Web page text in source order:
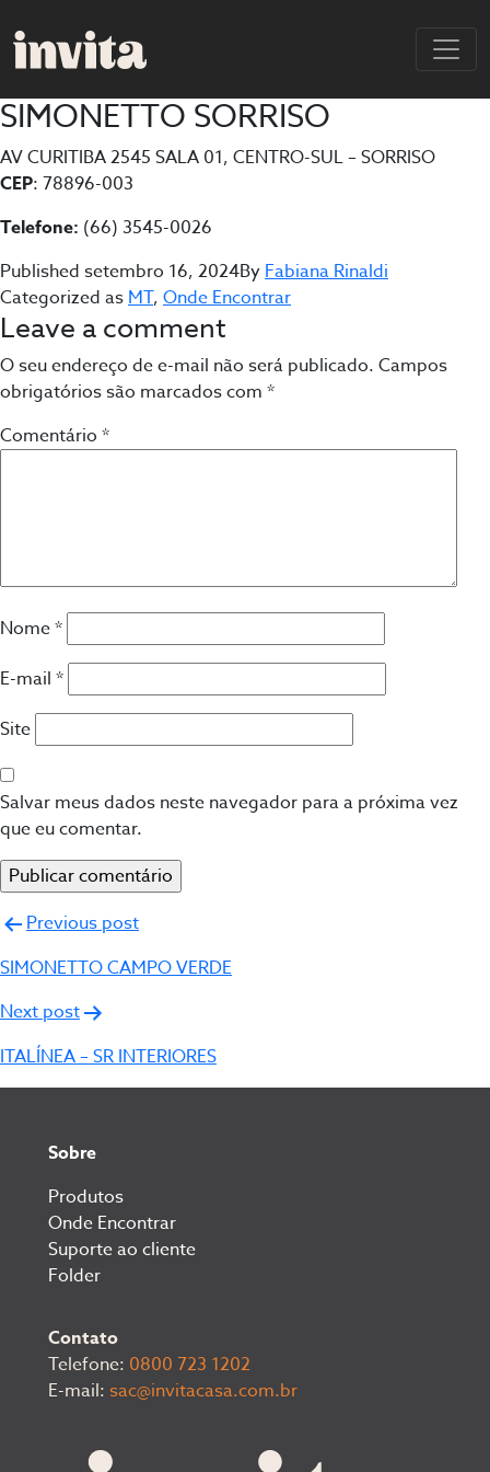
SIMONETTO SORRISO
AV CURITIBA 2545 SALA 01, CENTRO-SUL – SORRISO
CEP: 78896-003
Telefone: (66) 3545-0026
Published setembro 16, 2024ByFabiana Rinaldi
Categorized asMT, Onde Encontrar
Leave a comment
O seu endereço de e-mail não será publicado. Campos
obrigatórios são marcados com *
Comentário *
Nome*
E-mail *
Site
Salvar meus dados neste navegador para a próxima vez
que eu comentar.
Navegação
de
Previous post
SIMONETTO CAMPO VERDE
Next post
ITALÍNEA – SR INTERIORES
Sobre
Produtos
Onde Encontrar
Suporte ao cliente
Folder
Contato
Telefone: 0800 723 1202
E-mail: sac@invitacasa.com.br